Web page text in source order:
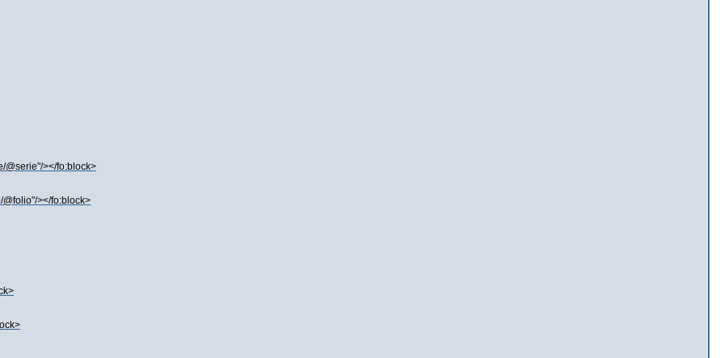
@serie"/></fo:block>
></fo:block>